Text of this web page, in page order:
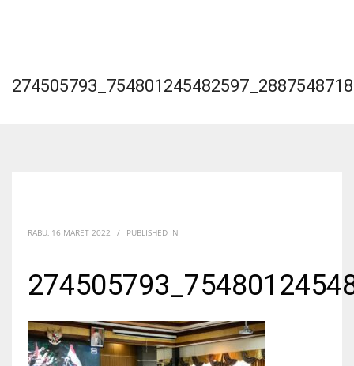
RABU, 16 MARET 2022 / PUBLISHED IN